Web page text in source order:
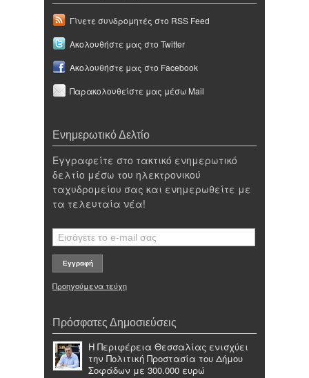
Γίνετε συνδρομητές στο RSS Feed
Ακολουθήστε μας στο Twitter
Ακολουθήστε μας στο Facebook
Παρακολουθείστε μας μέσω Mail
Ενημερωτικό Δελτίο
Εγγραφείτε στο τακτικό ενημερωτικό
δελτίο μέσω του ηλεκτρονικού
ταχυδρομείου σας και ενημερωθείτε με
τα τελευταία νέα!
Προηγούμενα τεύχη
Πρόσφατες Δημοσιεύσεις
Η Περιφέρεια Θεσσαλίας ενισχύει
την Πολιτική Προστασία του Δήμου
Σοφάδων με 300.000 ευρώ